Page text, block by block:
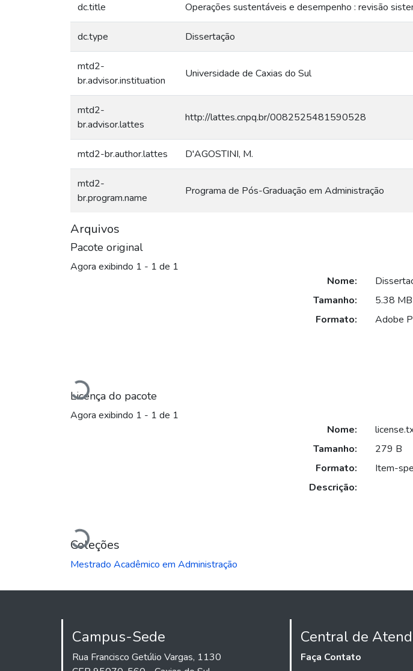
dc.title Operações sustentáveis e desempenho : revisão
dc.type Dissertação
mtd2-
br.advisor.instituation
Universidade de Caxias do Sul
mtd2-
br.advisor.lattes
http://lattes.cnpq.br/0082525481590528
mtd2-br.author.lattes D'AGOSTINI, M.
mtd2-
br.program.name
Programa de Pós-Graduação em Administração
Arquivos
Pacote original
Agora exibindo 1 - 1 de 1
Carregando...
Nome:
Tamanho:
5.38 MB
Formato:
Adobe
Licença do pacote
Agora exibindo 1 - 1 de 1
Carregando...
Nome:
Tamanho:
279 B
Formato:
Item-
Descrição:
Coleções
Mestrado Acadêmico em Administração
Campus-Sede
Rua Francisco Getúlio Vargas, 1130
Central de
Faça Contato